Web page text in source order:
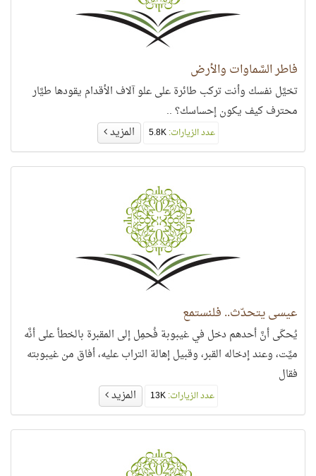
فاطر السَّماوات والأرض
تخيَّل نفسك وأنت تركب طائرة على علو آلاف الأقدام يقودها طيَّار
محترف كيف يكون إحساسك؟ ..
عدد الزيارات: المزيد
عيسى يتحدّث.. فلنستمع
يُحكَى أنَّ أحدهم دخل في غيبوبة فُحمِل إلى المقبرة بالخطأ على أنَّه
ميِّت، وعند إدخاله القبر، وقبيل إهالة التراب عليه، أفاق من غيبوبته
فقال
عدد الزيارات:13K المزيد